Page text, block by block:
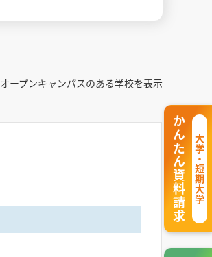
オープンキャンパスのある学校を表示
大学・短期大学
かんたん資料請求